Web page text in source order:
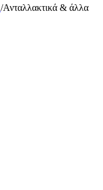
/Ανταλλακτικά & άλλα